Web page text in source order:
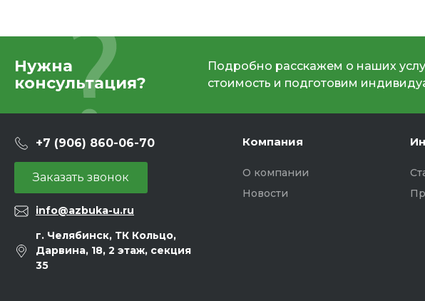
Нужна
консультация?
Подробно расскажем о наших
стоимость и подготовим
+7 (906) 860-06-70
Заказать звонок
info@azbuka-u.ru
г. Челябинск, ТК Кольцо,
Дарвина, 18, 2 этаж, секция
35
Компания
О компании
Новости